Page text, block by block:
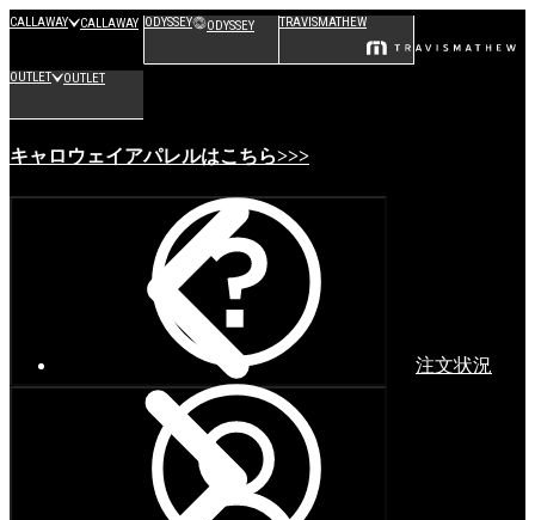
CALLAWAY CALLAWAY ODYSSEY ODYSSEY TRAVISMATHEW
OUTLET OUTLET
キャロウェイアパレルはこちら>>>
注文状況